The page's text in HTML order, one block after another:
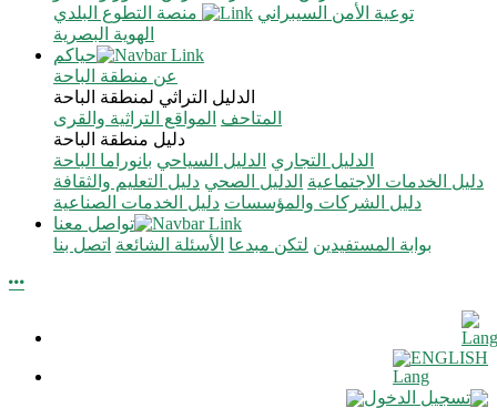
منصة التطوع البلدي
توعية الأمن السيبراني
الهوية البصرية
حياكم
عن منطقة الباحة
الدليل التراثي لمنطقة الباحة
المواقع التراثية والقرى المتاحف
دليل منطقة الباحة
بانوراما الباحة الدليل السياحي الدليل التجاري
دليل التعليم والثقافة الدليل الصحي دليل الخدمات الاجتماعية
دليل الخدمات الصناعية دليل الشركات والمؤسسات
تواصل معنا
اتصل بنا الأسئلة الشائعة لتكن مبدعا بوابة المستفيدين
ENGLISH
تسجيل الدخول